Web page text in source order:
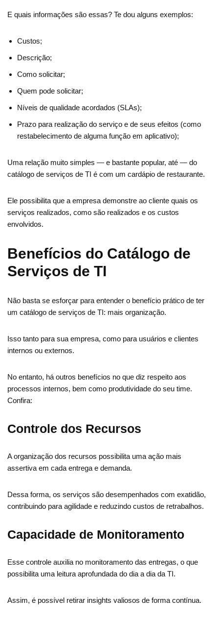
E quais informações são essas? Te dou alguns exemplos:
Custos;
Descrição;
Como solicitar;
Quem pode solicitar;
Níveis de qualidade acordados (SLAs);
Prazo para realização do serviço e de seus efeitos (como
restabelecimento de alguma função em aplicativo);
Uma relação muito simples — e bastante popular, até — do
catálogo de serviços de TI é com um cardápio de restaurante.
Ele possibilita que a empresa demonstre ao cliente quais os
serviços realizados, como são realizados e os custos
envolvidos.
Benefícios do Catálogo de
Serviços de TI
Não basta se esforçar para entender o benefício prático de ter
um catálogo de serviços de TI: mais organização.
Isso tanto para sua empresa, como para usuários e clientes
internos ou externos.
No entanto, há outros benefícios no que diz respeito aos
processos internos, bem como produtividade do seu time.
Confira:
Controle dos Recursos
A organização dos recursos possibilita uma ação mais
assertiva em cada entrega e demanda.
Dessa forma, os serviços são desempenhados com exatidão,
contribuindo para agilidade e reduzindo custos de retrabalhos.
Capacidade de Monitoramento
Esse controle auxilia no monitoramento das entregas, o que
possibilita uma leitura aprofundada do dia a dia da TI.
Assim, é possível retirar insights valiosos de forma contínua.